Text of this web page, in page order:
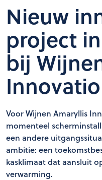
Nieuw
project
bij
Voor Wijnen Amaryllis
momenteel
een andere
ambitie: een
kasklimaat dat aansluit
verwarming.